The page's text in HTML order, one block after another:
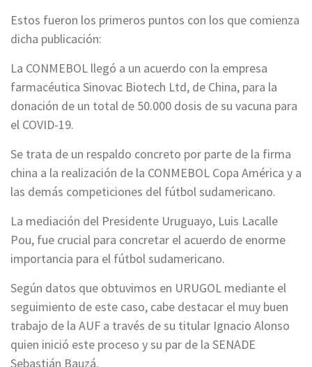
Estos fueron los primeros puntos con los que comienza
dicha publicación:
La CONMEBOL llegó a un acuerdo con la empresa
farmacéutica Sinovac Biotech Ltd, de China, para la
donación de un total de 50.000 dosis de su vacuna para
el COVID-19.
Se trata de un respaldo concreto por parte de la firma
china a la realización de la CONMEBOL Copa América y a
las demás competiciones del fútbol sudamericano.
La mediación del Presidente Uruguayo, Luis Lacalle
Pou, fue crucial para concretar el acuerdo de enorme
importancia para el fútbol sudamericano.
Según datos que obtuvimos en URUGOL mediante el
seguimiento de este caso, cabe destacar el muy buen
trabajo de la AUF a través de su titular Ignacio Alonso
quien inició este proceso y su par de la SENADE
Sebastián Bauzá.